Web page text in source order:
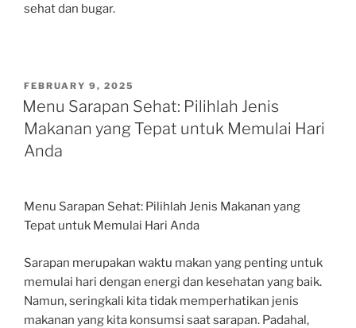
sehat dan bugar.
POSTED
ON
FEBRUARY 9, 2025
Menu Sarapan Sehat: Pilihlah Jenis
Makanan yang Tepat untuk Memulai Hari
Anda
Menu Sarapan Sehat: Pilihlah Jenis Makanan yang
Tepat untuk Memulai Hari Anda
Sarapan merupakan waktu makan yang penting untuk
memulai hari dengan energi dan kesehatan yang baik.
Namun, seringkali kita tidak memperhatikan jenis
makanan yang kita konsumsi saat sarapan. Padahal,